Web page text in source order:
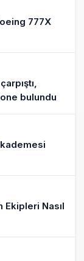
777X
bulundu
Ekipleri Nasıl